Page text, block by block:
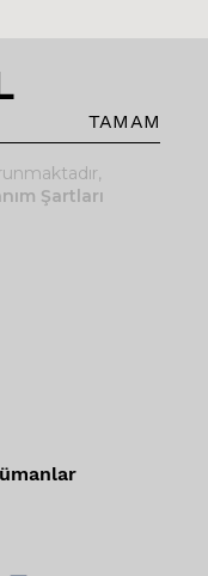
TAMAM
Şartları